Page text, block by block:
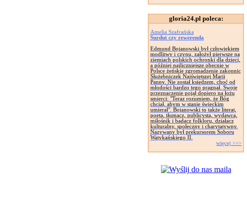
gloria24.pl poleca:
Amelia Szafrańska
Surdut czy rewerenda
Edmund Bojanowski był człowiekiem
modlitwy i czynu, założył pierwsze na
ziemiach polskich ochronki dla dzieci,
a później najliczniejsze obecnie w
Polsce żeńskie zgromadzenie zakonnic
Służebniczek Najświętszej Marii
Panny. Nie został księdzem, choć od
młodości bardzo tego pragnął. Swoje
przeznaczenie pojął dopiero na łożu
smierci: "Teraz rozumiem, że Bóg
chciał, abym w stanie świeckim
umierał". Bojanowski to także literat,
poeta, tłumacz, publicysta, wydawca,
miłośnik i badacz folkloru, działacz
kulturalny, społeczny i charytatywny.
Nazywany był prekursorem Soboru
Watykańskiego II.
więcej >>>